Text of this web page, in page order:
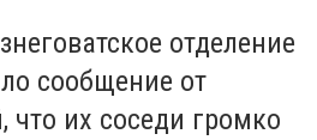
отделение
сообщение от
что их соседи громко